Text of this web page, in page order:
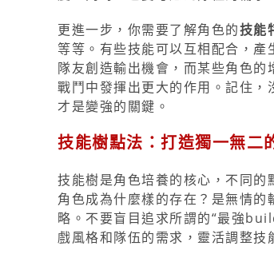
更進一步，你需要了解角色的技能
等等。有些技能可以互相配合，
隊友創造輸出機會，而某些角色
戰鬥中發揮出更大的作用。記住，
才是變強的關鍵。
技能樹點法：打造獨一無二
技能樹是角色培養的核心，不同
角色成為什麼樣的存在？是無情
略。不要盲目追求所謂的“最強
戲風格和隊伍的需求，靈活調整技